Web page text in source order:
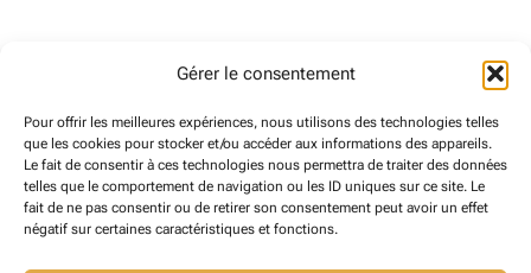
Gérer le consentement
Pour offrir les meilleures expériences, nous utilisons des technologies telles
que les cookies pour stocker et/ou accéder aux informations des appareils.
Le fait de consentir à ces technologies nous permettra de traiter des données
telles que le comportement de navigation ou les ID uniques sur ce site. Le
fait de ne pas consentir ou de retirer son consentement peut avoir un effet
négatif sur certaines caractéristiques et fonctions.
CHOIX D’ UNE AUTRE CATÉGORIE
Choix
d’
une
autre
ARCHIVES